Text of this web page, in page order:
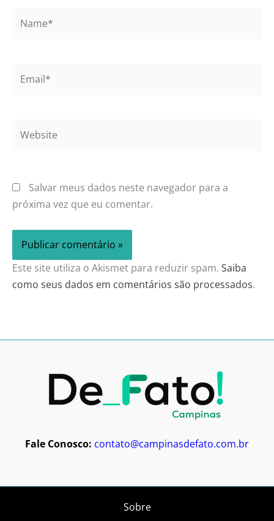
Salvar meus dados neste navegador para a
próxima vez que eu comentar.
Este site utiliza o Akismet para reduzir spam. Saiba
como seus dados em comentários são processados.
Fale Conosco: contato@campinasdefato.com.br
Sobre